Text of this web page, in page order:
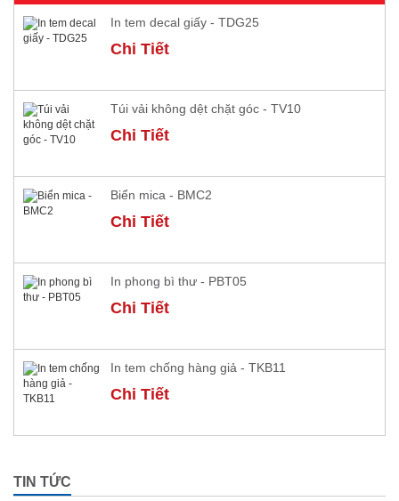
In tem decal giấy - TDG25
Chi Tiết
Túi vải không dệt chặt góc - TV10
Chi Tiết
Biển mica - BMC2
Chi Tiết
In phong bì thư - PBT05
Chi Tiết
In tem chống hàng giả - TKB11
Chi Tiết
TIN TỨC